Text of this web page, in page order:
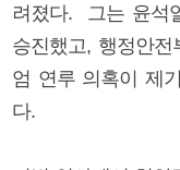
려졌다. 그는 윤석
승진했고, 행정안전
엄 연루 의혹이 제
다.